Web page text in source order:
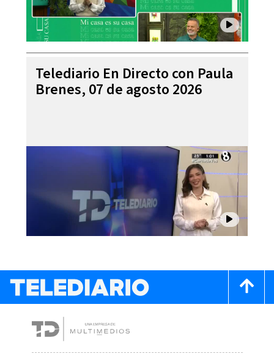
Telediario En Directo con Paula
Brenes, 07 de agosto 2026